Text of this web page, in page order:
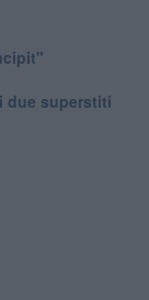
due superstiti